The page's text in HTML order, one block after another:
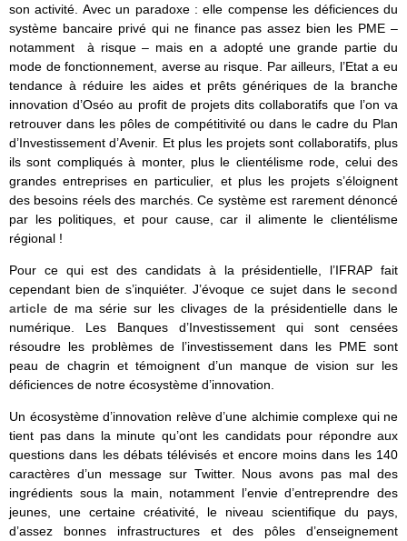
son activité. Avec un paradoxe : elle compense les déficiences du
système bancaire privé qui ne finance pas assez bien les PME –
notamment à risque – mais en a adopté une grande partie du
mode de fonctionnement, averse au risque. Par ailleurs, l’Etat a eu
tendance à réduire les aides et prêts génériques de la branche
innovation d’Oséo au profit de projets dits collaboratifs que l’on va
retrouver dans les pôles de compétitivité ou dans le cadre du Plan
d’Investissement d’Avenir. Et plus les projets sont collaboratifs, plus
ils sont compliqués à monter, plus le clientélisme rode, celui des
grandes entreprises en particulier, et plus les projets s’éloignent
des besoins réels des marchés. Ce système est rarement dénoncé
par les politiques, et pour cause, car il alimente le clientélisme
régional !
Pour ce qui est des candidats à la présidentielle, l’IFRAP fait
cependant bien de s’inquiéter. J’évoque ce sujet dans le second
article de ma série sur les clivages de la présidentielle dans le
numérique. Les Banques d’Investissement qui sont censées
résoudre les problèmes de l’investissement dans les PME sont
peau de chagrin et témoignent d’un manque de vision sur les
déficiences de notre écosystème d’innovation.
Un écosystème d’innovation relève d’une alchimie complexe qui ne
tient pas dans la minute qu’ont les candidats pour répondre aux
questions dans les débats télévisés et encore moins dans les 140
caractères d’un message sur Twitter. Nous avons pas mal des
ingrédients sous la main, notamment l’envie d’entreprendre des
jeunes, une certaine créativité, le niveau scientifique du pays,
d’assez bonnes infrastructures et des pôles d’enseignement